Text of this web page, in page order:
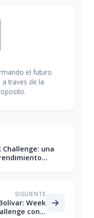
el futuro
traves de la
Challenge: una
SIGUIENTE
Week
con...